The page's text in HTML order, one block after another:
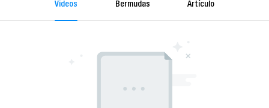
Videos Bermudas Artículo